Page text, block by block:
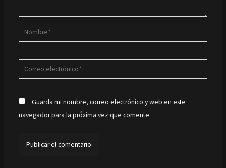
Nombre*
Correo
electrónico*
Guarda mi nombre, correo electrónico y web en este
navegador para la próxima vez que comente.